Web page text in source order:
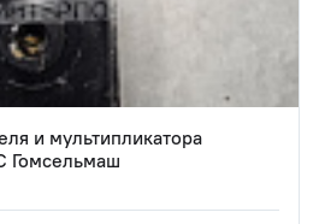
и мультипликатора
Гомсельмаш